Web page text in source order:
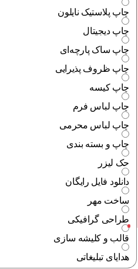
چاپ پلاستیک نایلون
چاپ دیجیتال
چاپ ساک پارچه‌ای
چاپ ظروف پذیرایی
چاپ کیسه
چاپ لباس فرم
چاپ لباس محرمی
چاپ و بسته بندی
حک لیزر
دانلود فایل رایگان
ساخت مهر
طراحی گرافیکی
قالب و کلیشه سازی
هدایای تبلیغاتی